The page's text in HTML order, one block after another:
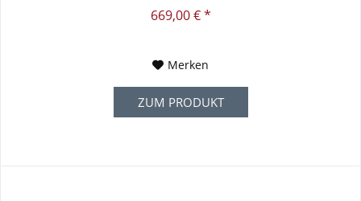
669,00 € *
Merken
ZUM PRODUKT